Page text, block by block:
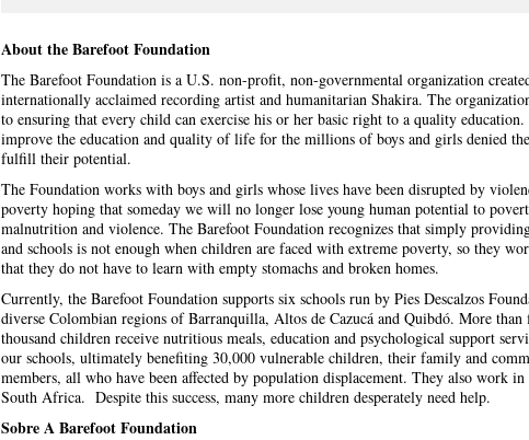
About the Barefoot Foundation
The Barefoot Foundation is a U.S. non-profit, non-governmental organization
internationally acclaimed recording artist and humanitarian Shakira. The
to ensuring that every child can exercise his or her basic right to a quality
improve the education and quality of life for the millions of boys and girls denied
fulfill their potential.
The Foundation works with boys and girls whose lives have been disrupted by
poverty hoping that someday we will no longer lose young human potential to
malnutrition and violence. The Barefoot Foundation recognizes that simply
and schools is not enough when children are faced with extreme poverty, so they
that they do not have to learn with empty stomachs and broken homes.
Currently, the Barefoot Foundation supports six schools run by Pies Descalzos
diverse Colombian regions of Barranquilla, Altos de Cazucá and Quibdó. More than
thousand children receive nutritious meals, education and psychological support
our schools, ultimately benefiting 30,000 vulnerable children, their family and
members, all who have been affected by population displacement. They also work
South Africa. Despite this success, many more children desperately need help.
Sobre A Barefoot Foundation